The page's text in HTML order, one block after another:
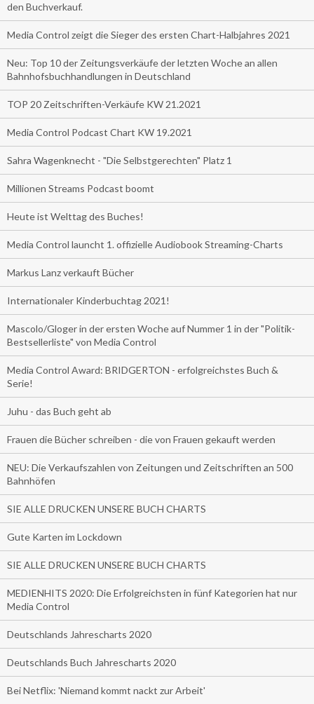
den Buchverkauf.
Media Control zeigt die Sieger des ersten Chart-Halbjahres 2021
Neu: Top 10 der Zeitungsverkäufe der letzten Woche an allen
Bahnhofsbuchhandlungen in Deutschland
TOP 20 Zeitschriften-Verkäufe KW 21.2021
Media Control Podcast Chart KW 19.2021
Sahra Wagenknecht - "Die Selbstgerechten" Platz 1
Millionen Streams Podcast boomt
Heute ist Welttag des Buches!
Media Control launcht 1. offizielle Audiobook Streaming-Charts
Markus Lanz verkauft Bücher
Internationaler Kinderbuchtag 2021!
Mascolo/Gloger in der ersten Woche auf Nummer 1 in der "Politik-
Bestsellerliste" von Media Control
Media Control Award: BRIDGERTON - erfolgreichstes Buch &
Serie!
Juhu - das Buch geht ab
Frauen die Bücher schreiben - die von Frauen gekauft werden
NEU: Die Verkaufszahlen von Zeitungen und Zeitschriften an 500
Bahnhöfen
SIE ALLE DRUCKEN UNSERE BUCH CHARTS
Gute Karten im Lockdown
SIE ALLE DRUCKEN UNSERE BUCH CHARTS
MEDIENHITS 2020: Die Erfolgreichsten in fünf Kategorien hat nur
Media Control
Deutschlands Jahrescharts 2020
Deutschlands Buch Jahrescharts 2020
Bei Netflix: 'Niemand kommt nackt zur Arbeit'